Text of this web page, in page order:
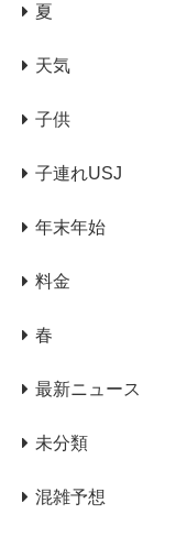
夏
天気
子供
子連れUSJ
年末年始
料金
春
最新ニュース
未分類
混雑予想